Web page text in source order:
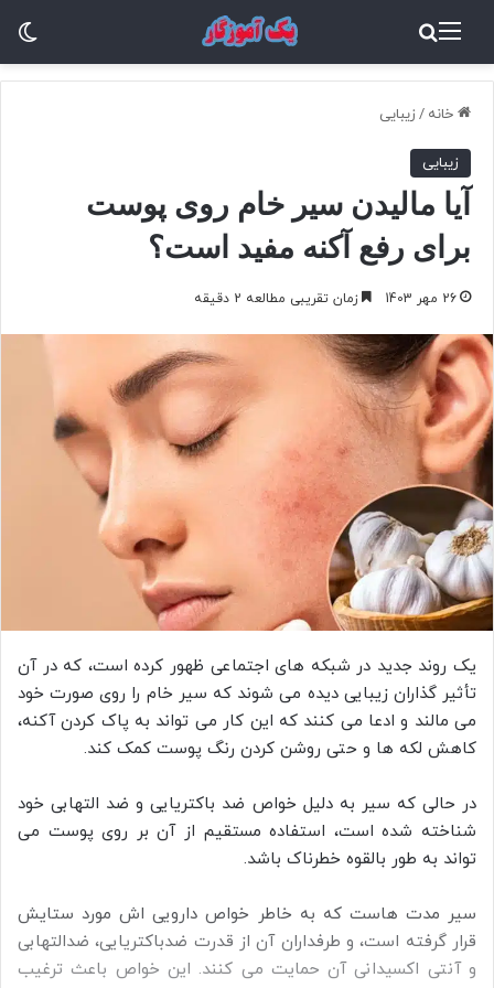
منو
خانه / زیبایی
زیبایی
آیا مالیدن سیر خام روی پوست
برای رفع آکنه مفید است؟
26 مهر 1403 زمان تقریبی مطالعه 2 دقیقه
یک روند جدید در شبکه های اجتماعی ظهور کرده است، که در آن
تأثیر گذاران زیبایی دیده می‌ شوند که سیر خام را روی صورت خود
می‌ مالند و ادعا می‌ کنند که این کار می‌ تواند به پاک کردن آکنه،
کاهش لکه‌ ها و حتی روشن کردن رنگ پوست کمک کند.
در حالی که سیر به دلیل خواص ضد باکتریایی و ضد التهابی خود
شناخته شده است، استفاده مستقیم از آن بر روی پوست می
تواند به طور بالقوه خطرناک باشد.
سیر مدت‌ هاست که به‌ خاطر خواص دارویی‌ اش مورد ستایش
قرار گرفته‌ است، و طرفداران آن از قدرت ضدباکتریایی، ضدالتهابی
و آنتی‌ اکسیدانی آن حمایت می‌ کنند. این خواص باعث ترغیب